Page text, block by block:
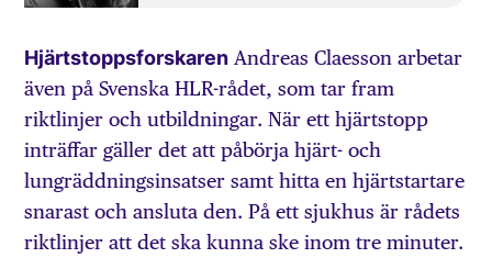
Hjärtstoppsforskaren Andreas Claesson arbetar
även på Svenska HLR-rådet, som tar fram
riktlinjer och utbildningar. När ett hjärtstopp
inträffar gäller det att påbörja hjärt- och
lungräddningsinsatser samt hitta en hjärtstartare
snarast och ansluta den. På ett sjukhus är rådets
riktlinjer att det ska kunna ske inom tre minuter.